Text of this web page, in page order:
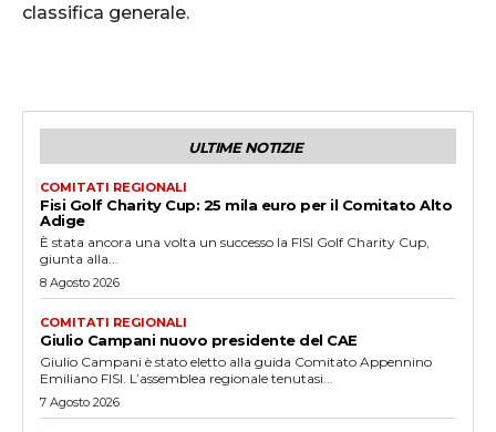
classifica generale.
ULTIME NOTIZIE
COMITATI REGIONALI
Fisi Golf Charity Cup: 25 mila euro per il Comitato Alto
Adige
È stata ancora una volta un successo la FISI Golf Charity Cup,
giunta alla...
8 Agosto 2026
COMITATI REGIONALI
Giulio Campani nuovo presidente del CAE
Giulio Campani è stato eletto alla guida Comitato Appennino
Emiliano FISI. L’assemblea regionale tenutasi...
7 Agosto 2026